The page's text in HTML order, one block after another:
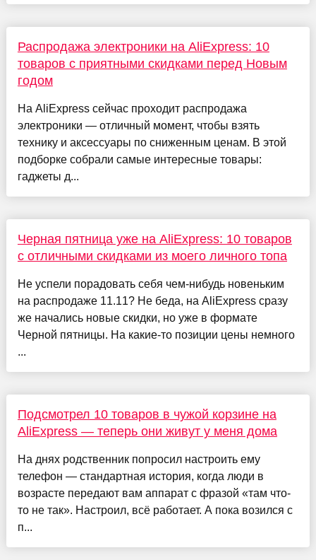
Распродажа электроники на AliExpress: 10
товаров с приятными скидками перед Новым
годом
На AliExpress сейчас проходит распродажа
электроники — отличный момент, чтобы взять
технику и аксессуары по сниженным ценам. В этой
подборке собрали самые интересные товары:
гаджеты д...
Черная пятница уже на AliExpress: 10 товаров
с отличными скидками из моего личного топа
Не успели порадовать себя чем-нибудь новеньким
на распродаже 11.11? Не беда, на AliExpress сразу
же начались новые скидки, но уже в формате
Черной пятницы. На какие-то позиции цены немного
...
Подсмотрел 10 товаров в чужой корзине на
AliExpress — теперь они живут у меня дома
На днях родственник попросил настроить ему
телефон — стандартная история, когда люди в
возрасте передают вам аппарат с фразой «там что-
то не так». Настроил, всё работает. А пока возился с
п...